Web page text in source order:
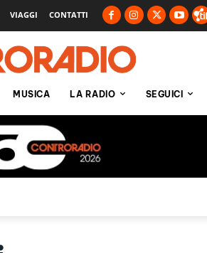
VIAGGI CONTATTI
MUSICA LA RADIO SEGUICI